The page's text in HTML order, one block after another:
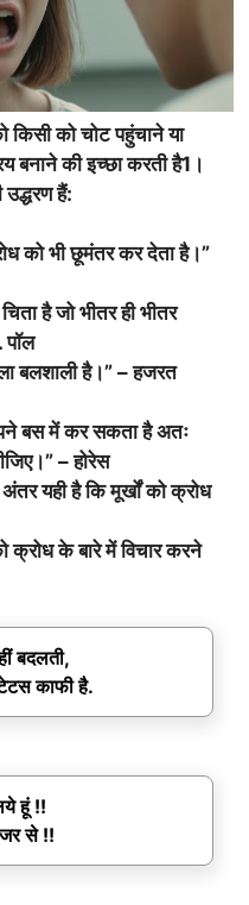
को चोट पहुंचाने या
बनाने की इच्छा करती है1।
हैं:
को भी छूमंतर कर देता है।”
है जो भीतर ही भीतर
पॉल
बलशाली है।” – हजरत
बस में कर सकता है अतः
– होरेस
यही है कि मूर्खों को क्रोध
के बारे में विचार करने
बदलती,
काफी है.
हूं !!
से !!